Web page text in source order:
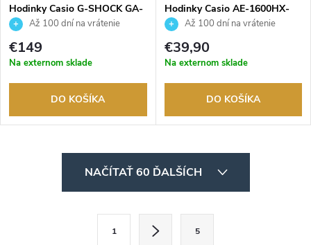
Hodinky Casio G-SHOCK GA-
B2100BEG-1AER
Až 100 dní na vrátenie
tovaru. Autorizovaný predajca.
€149
Na externom sklade
DO KOŠÍKA
Hodinky Casio AE-1600HX-
3AVEFAž 100 dní na vrátenie
tovaru. Autorizovaný predajca.
€39,90
Na externom sklade
DO KOŠÍKA
NAČÍTAŤ 60 ĎALŠÍCH
1 5